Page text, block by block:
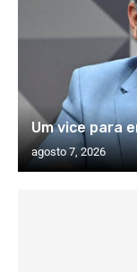
Um vice para
agosto 7, 2026